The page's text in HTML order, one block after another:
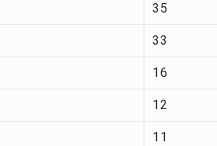
35
33
16
12
11